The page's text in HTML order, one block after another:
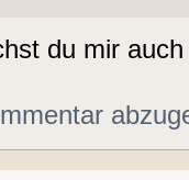
du mir